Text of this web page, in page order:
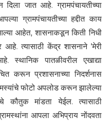
दिला जात आहे. ग्रामपंचायतीच्या
ग्रामपंचायतीच्या हद्दीत काय
आहेत, शासनाकडून किती निधी
आहे. त्यासाठी केंद्र शासनाने 'मेरी
पातळीवरील एखाद्या
करून प्रशासनाच्या निदर्शनास
फोटो अपलोड करून झालेल्या
कौतुक मांडता येईल. त्यासाठी
आपला अभिप्राय नोंदवता